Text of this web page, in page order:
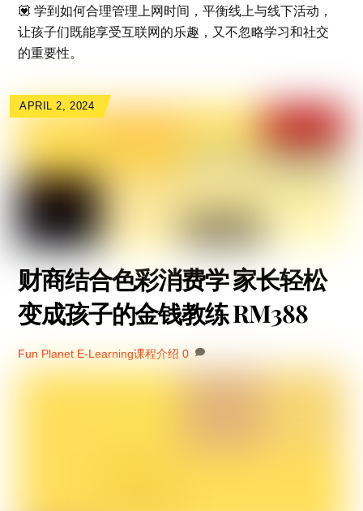
💟 学到如何合理管理上网时间，平衡线上与线下活动，
让孩子们既能享受互联网的乐趣，又不忽略学习和社交
的重要性。
APRIL 2, 2024
财商结合色彩消费学 家长轻松
变成孩子的金钱教练 RM388
Fun Planet E-Learning课程介绍 0